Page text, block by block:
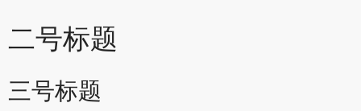
二号标题
三号标题